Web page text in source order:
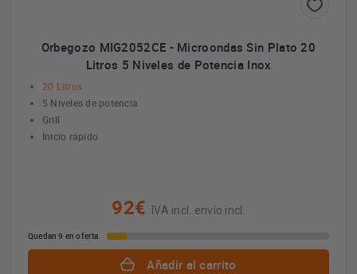
Orbegozo MIG2052CE - Microondas Sin Plato 20
Litros 5 Niveles de Potencia Inox
20 Litros
5 Niveles de potencia
Grill
Inicio rápido
92€ IVA incl. envío incl.
Quedan 9 en oferta
Añadir al carrito